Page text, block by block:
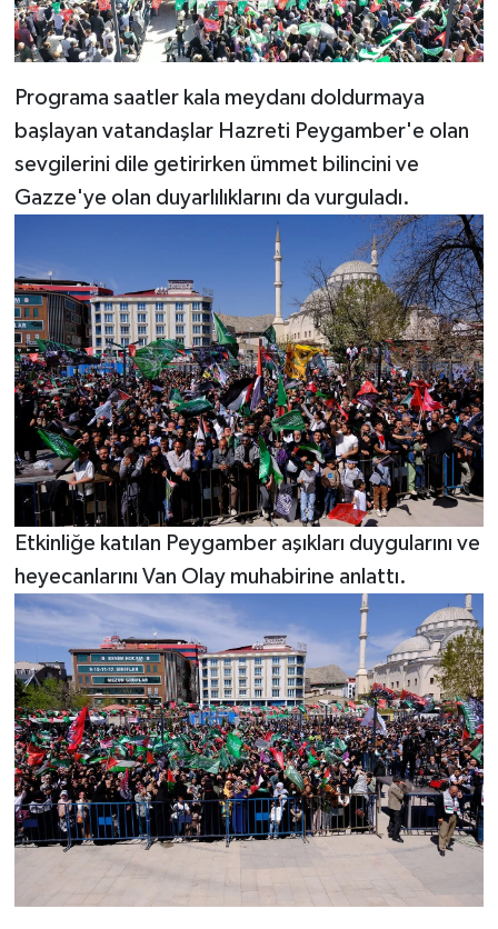
Programa saatler kala meydanı doldurmaya
başlayan vatandaşlar Hazreti Peygamber'e olan
sevgilerini dile getirirken ümmet bilincini ve
Gazze'ye olan duyarlılıklarını da vurguladı.
Etkinliğe katılan Peygamber aşıkları duygularını ve
heyecanlarını Van Olay muhabirine anlattı.